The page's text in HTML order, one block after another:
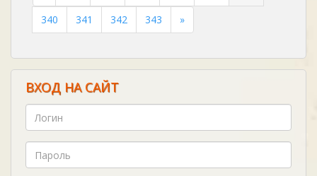
340
341 342 343 »
ВХОД НА САЙТ